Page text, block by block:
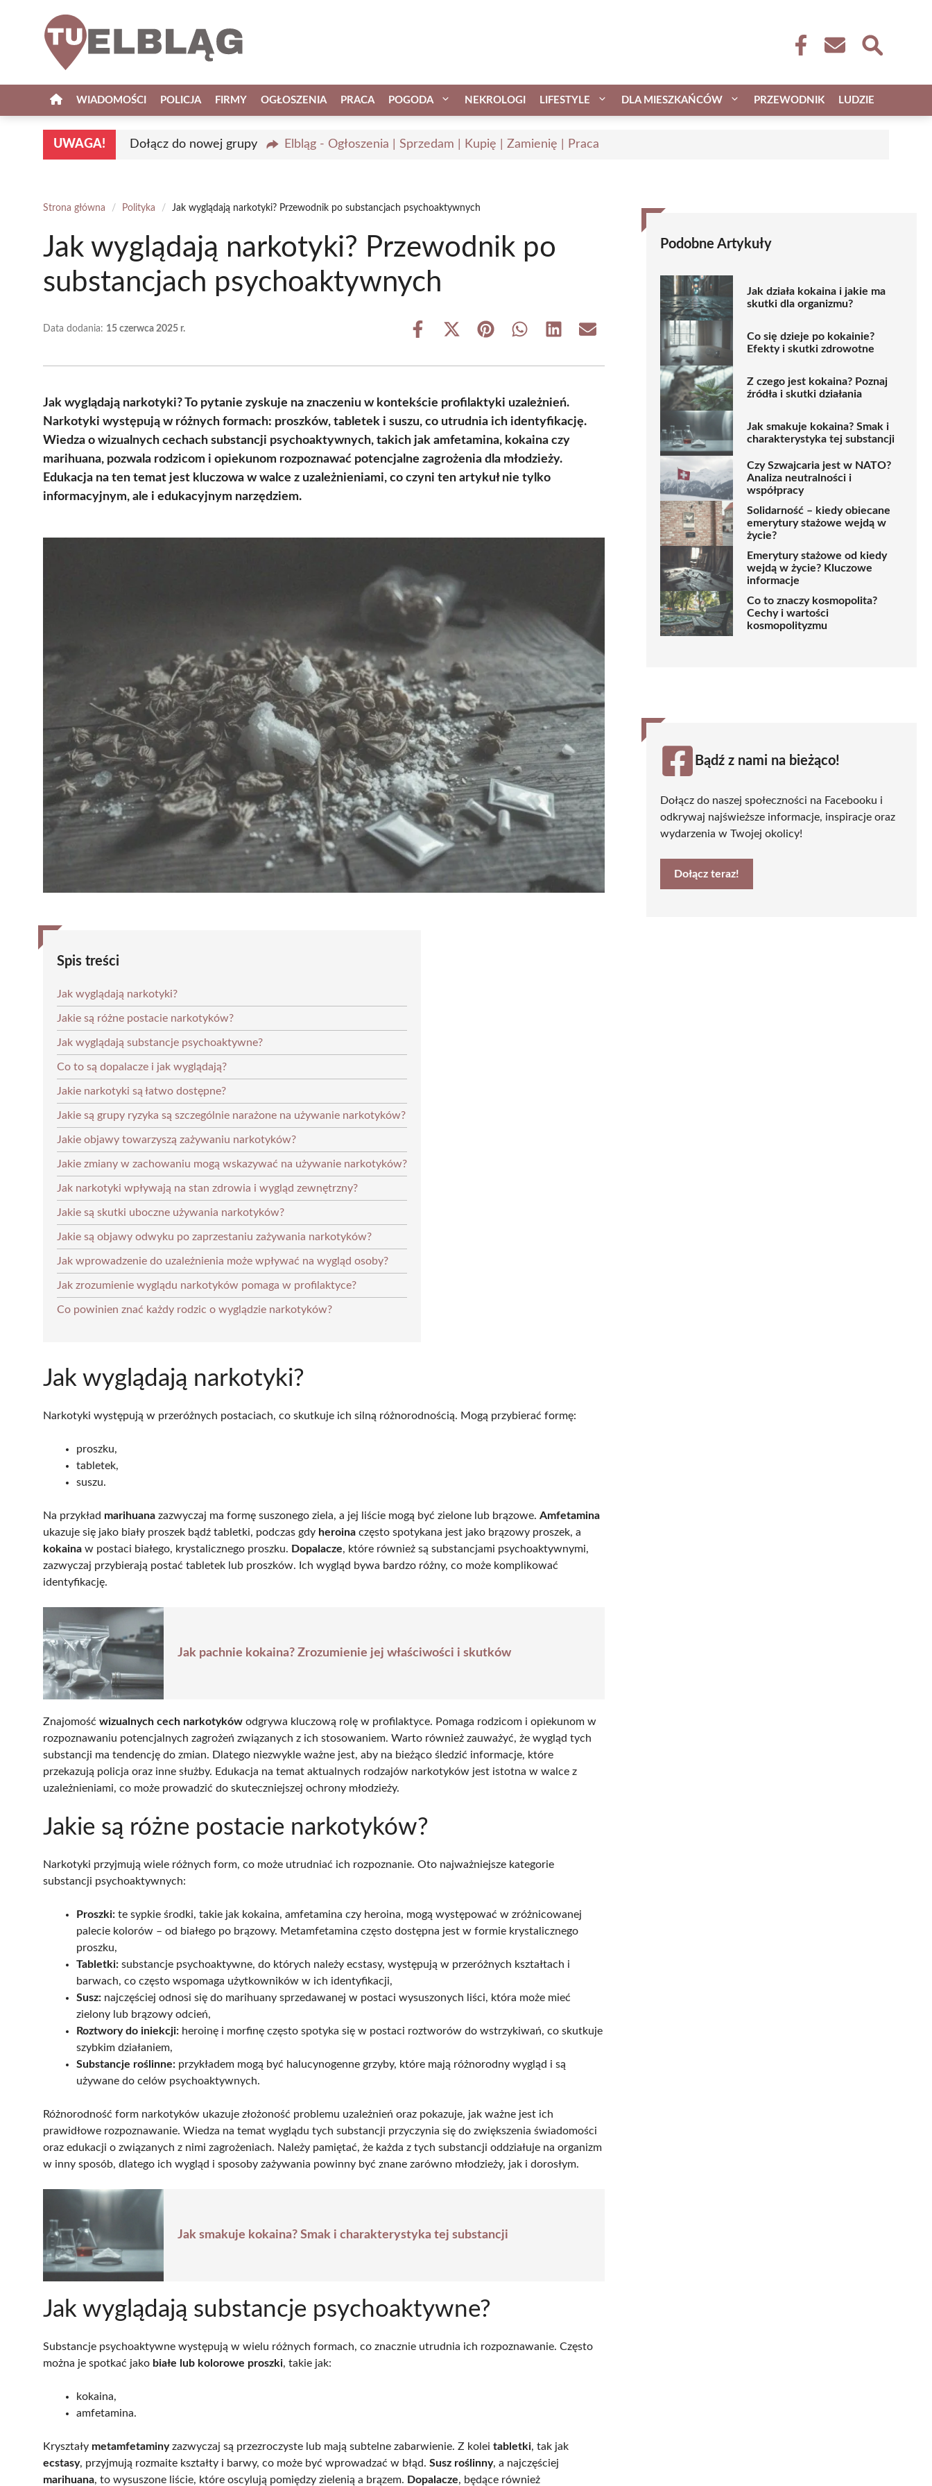
WIADOMOŚCI POLICJA FIRMY OGŁOSZENIA PRACA POGODA NEKROLOGI LIFESTYLE DLA MIESZKAŃCÓW PRZEWODNIK LUDZIE
UWAGA! Dołącz do nowej grupy Elbląg - Ogłoszenia | Sprzedam | Kupię | Zamienię | Praca
Strona główna / Polityka / Jak wyglądają narkotyki? Przewodnik po substancjach psychoaktywnych
Jak wyglądają narkotyki? Przewodnik po
substancjach psychoaktywnych
Data dodania: 15 czerwca 2025 r.
Share
Share
(Twitter)
Share Share Share Share
Jak wyglądają narkotyki? To pytanie zyskuje na znaczeniu w kontekście profilaktyki uzależnień.
Narkotyki występują w różnych formach: proszków, tabletek i suszu, co utrudnia ich identyfikację.
Wiedza o wizualnych cechach substancji psychoaktywnych, takich jak amfetamina, kokaina czy
marihuana, pozwala rodzicom i opiekunom rozpoznawać potencjalne zagrożenia dla młodzieży.
Edukacja na ten temat jest kluczowa w walce z uzależnieniami, co czyni ten artykuł nie tylko
informacyjnym, ale i edukacyjnym narzędziem.
Spis treści
Jak wyglądają narkotyki?
Jakie są różne postacie narkotyków?
Jak wyglądają substancje psychoaktywne?
Co to są dopalacze i jak wyglądają?
Jakie narkotyki są łatwo dostępne?
Jakie są grupy ryzyka są szczególnie narażone na używanie narkotyków?
Jakie objawy towarzyszą zażywaniu narkotyków?
Jakie zmiany w zachowaniu mogą wskazywać na używanie narkotyków?
Jak narkotyki wpływają na stan zdrowia i wygląd zewnętrzny?
Jakie są skutki uboczne używania narkotyków?
Jakie są objawy odwyku po zaprzestaniu zażywania narkotyków?
Jak wprowadzenie do uzależnienia może wpływać na wygląd osoby?
Jak zrozumienie wyglądu narkotyków pomaga w profilaktyce?
Co powinien znać każdy rodzic o wyglądzie narkotyków?
Jak wyglądają narkotyki?
Narkotyki występują w przeróżnych postaciach, co skutkuje ich silną różnorodnością. Mogą przybierać formę:
proszku,
tabletek,
suszu.
Na przykład marihuana zazwyczaj ma formę suszonego ziela, a jej liście mogą być zielone lub brązowe. Amfetamina
ukazuje się jako biały proszek bądź tabletki, podczas gdy heroina często spotykana jest jako brązowy proszek, a
kokaina w postaci białego, krystalicznego proszku. Dopalacze, które również są substancjami psychoaktywnymi,
zazwyczaj przybierają postać tabletek lub proszków. Ich wygląd bywa bardzo różny, co może komplikować
identyfikację.
Jak pachnie kokaina? Zrozumienie jej właściwości i skutków
Znajomość wizualnych cech narkotyków odgrywa kluczową rolę w profilaktyce. Pomaga rodzicom i opiekunom w
rozpoznawaniu potencjalnych zagrożeń związanych z ich stosowaniem. Warto również zauważyć, że wygląd tych
substancji ma tendencję do zmian. Dlatego niezwykle ważne jest, aby na bieżąco śledzić informacje, które
przekazują policja oraz inne służby. Edukacja na temat aktualnych rodzajów narkotyków jest istotna w walce z
uzależnieniami, co może prowadzić do skuteczniejszej ochrony młodzieży.
Jakie są różne postacie narkotyków?
Narkotyki przyjmują wiele różnych form, co może utrudniać ich rozpoznanie. Oto najważniejsze kategorie
substancji psychoaktywnych:
Proszki: te sypkie środki, takie jak kokaina, amfetamina czy heroina, mogą występować w zróżnicowanej
palecie kolorów – od białego po brązowy. Metamfetamina często dostępna jest w formie krystalicznego
proszku,
Tabletki: substancje psychoaktywne, do których należy ecstasy, występują w przeróżnych kształtach i
barwach, co często wspomaga użytkowników w ich identyfikacji,
Susz: najczęściej odnosi się do marihuany sprzedawanej w postaci wysuszonych liści, która może mieć
zielony lub brązowy odcień,
Roztwory do iniekcji: heroinę i morfinę często spotyka się w postaci roztworów do wstrzykiwań, co skutkuje
szybkim działaniem,
Substancje roślinne: przykładem mogą być halucynogenne grzyby, które mają różnorodny wygląd i są
używane do celów psychoaktywnych.
Różnorodność form narkotyków ukazuje złożoność problemu uzależnień oraz pokazuje, jak ważne jest ich
prawidłowe rozpoznawanie. Wiedza na temat wyglądu tych substancji przyczynia się do zwiększenia świadomości
oraz edukacji o związanych z nimi zagrożeniach. Należy pamiętać, że każda z tych substancji oddziałuje na organizm
w inny sposób, dlatego ich wygląd i sposoby zażywania powinny być znane zarówno młodzieży, jak i dorosłym.
Jak smakuje kokaina? Smak i charakterystyka tej substancji
Jak wyglądają substancje psychoaktywne?
Substancje psychoaktywne występują w wielu różnych formach, co znacznie utrudnia ich rozpoznawanie. Często
można je spotkać jako białe lub kolorowe proszki, takie jak:
kokaina,
amfetamina.
Kryształy metamfetaminyzazwyczaj są przezroczyste lub mają subtelne zabarwienie. Z kolei tabletki, tak jak
ecstasy, przyjmują rozmaite kształty i barwy, co może być wprowadzać w błąd. Susz roślinny, a najczęściej
marihuana, to wysuszone liście, które oscylują pomiędzy zielenią a brązem. Dopalacze, będące również
Podobne Artykuły
Jak działa kokaina i jakie ma
skutki dla organizmu?
Co się dzieje po kokainie?
Efekty i skutki zdrowotne
Z czego jest kokaina? Poznaj
źródła i skutki działania
Jak smakuje kokaina? Smak i
charakterystyka tej substancji
Czy Szwajcaria jest w NATO?
Analiza neutralności i
współpracy
Solidarność – kiedy obiecane
emerytury stażowe wejdą w
życie?
Emerytury stażowe od kiedy
wejdą w życie? Kluczowe
informacje
Co to znaczy kosmopolita?
Cechy i wartości
kosmopolityzmu
Bądź z nami na bieżąco!
Dołącz do naszej społeczności na Facebooku i
odkrywaj najświeższe informacje, inspiracje oraz
wydarzenia w Twojej okolicy!
Dołącz teraz!